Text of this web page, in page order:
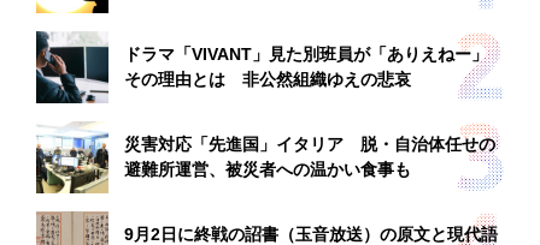
ドラマ「VIVANT」見た別班員が「ありえねー」
その理由とは 非公然組織ゆえの悲哀
災害対応「先進国」イタリア 脱・自治体任せの
避難所運営、被災者への温かい食事も
9月2日に終戦の詔書（玉音放送）の原文と現代語